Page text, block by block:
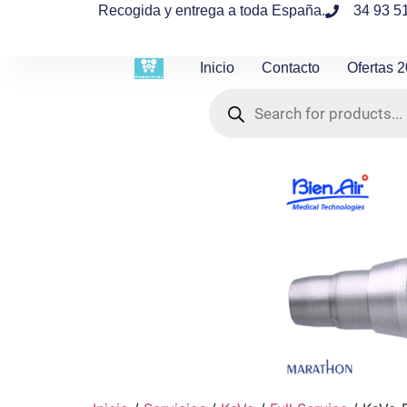
Recogida y entrega a toda España. 34 93
Inicio Contacto Ofertas